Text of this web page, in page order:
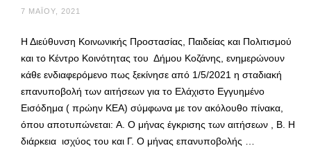
7 ΜΑΪ́ΟΥ, 2021
Η Διεύθυνση Κοινωνικής Προστασίας, Παιδείας και Πολιτισμού
και το Κέντρο Κοινότητας του Δήμου Κοζάνης, ενημερώνουν
κάθε ενδιαφερόμενο πως ξεκίνησε από 1/5/2021 η σταδιακή
επανυποβολή των αιτήσεων για το Ελάχιστο Εγγυημένο
Εισόδημα ( πρώην ΚΕΑ) σύμφωνα με τον ακόλουθο πίνακα,
όπου αποτυπώνεται: Α. Ο μήνας έγκρισης των αιτήσεων , Β. Η
διάρκεια ισχύος του και Γ. Ο μήνας επανυποβολής …